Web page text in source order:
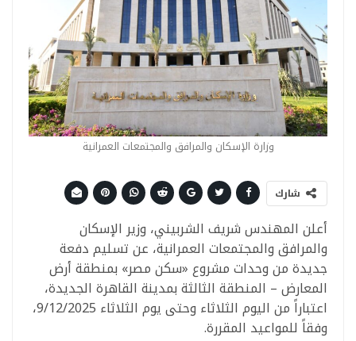
وزارة الإسكان والمرافق والمجتمعات العمرانية
شارك
أعلن المهندس شريف الشربيني، وزير الإسكان
والمرافق والمجتمعات العمرانية، عن تسليم دفعة
جديدة من وحدات مشروع «سكن مصر» بمنطقة أرض
المعارض – المنطقة الثالثة بمدينة القاهرة الجديدة،
اعتباراً من اليوم الثلاثاء وحتى يوم الثلاثاء 9/12/2025،
وفقاً للمواعيد المقررة.